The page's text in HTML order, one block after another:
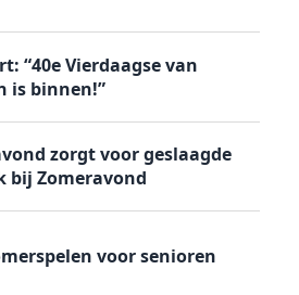
“40e Vierdaagse van
is binnen!”
zorgt voor geslaagde
bij Zomeravond
voor senioren